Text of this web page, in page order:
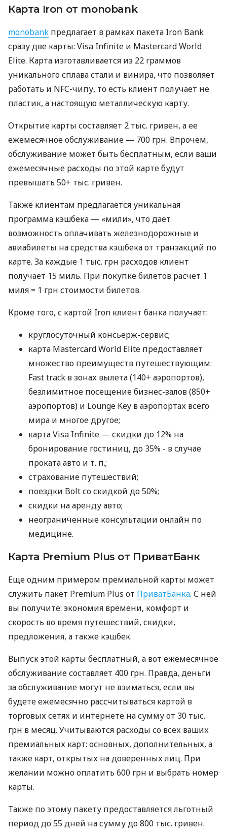
Карта Iron от monobank
monobank предлагает в рамках пакета Iron Bank
сразу две карты: Visa Infinite и Mastercard World
Elite. Карта изготавливается из 22 граммов
уникального сплава стали и винира, что позволяет
работать и NFC-чипу, то есть клиент получает не
пластик, а настоящую металлическую карту.
Открытие карты составляет 2 тыс. гривен, а ее
ежемесячное обслуживание — 700 грн. Впрочем,
обслуживание может быть бесплатным, если ваши
ежемесячные расходы по этой карте будут
превышать 50+ тыс. гривен.
Также клиентам предлагается уникальная
программа кэшбека — «мили», что дает
возможность оплачивать железнодорожные и
авиабилеты на средства кэшбека от транзакций по
карте. За каждые 1 тыс. грн расходов клиент
получает 15 миль. При покупке билетов расчет 1
миля = 1 грн стоимости билетов.
Кроме того, с картой Iron клиент банка получает:
круглосуточный консьерж-сервис;
карта Mastercard World Elite предоставляет
множество преимуществ путешествующим:
Fast track в зонах вылета (140+ аэропортов),
безлимитное посещение бизнес-залов (850+
аэропортов) и Lounge Key в аэропортах всего
мира и многое другое;
карта Visa Infinite — скидки до 12% на
бронирование гостиниц, до 35% - в случае
проката авто и т. п.;
страхование путешествий;
поездки Bolt со скидкой до 50%;
скидки на аренду авто;
неограниченные консультации онлайн по
медицине.
Карта Premium Plus от ПриватБанк
Еще одним примером премиальной карты может
служить пакет Premium Plus от ПриватБанка. С ней
вы получите: экономия времени, комфорт и
скорость во время путешествий, скидки,
предложения, а также кэшбек.
Выпуск этой карты бесплатный, а вот ежемесячное
обслуживание составляет 400 грн. Правда, деньги
за обслуживание могут не взиматься, если вы
будете ежемесячно рассчитываться картой в
торговых сетях и интернете на сумму от 30 тыс.
грн в месяц. Учитываются расходы со всех ваших
премиальных карт: основных, дополнительных, а
также карт, открытых на доверенных лиц. При
желании можно оплатить 600 грн и выбрать номер
карты.
Также по этому пакету предоставляется льготный
период до 55 дней на сумму до 800 тыс. гривен.